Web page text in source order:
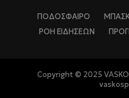
ΠΟΔΟΣΦΑΙΡΟ
ΡΟΗ ΕΙΔΗΣΕΩΝ
Copyright © 2025